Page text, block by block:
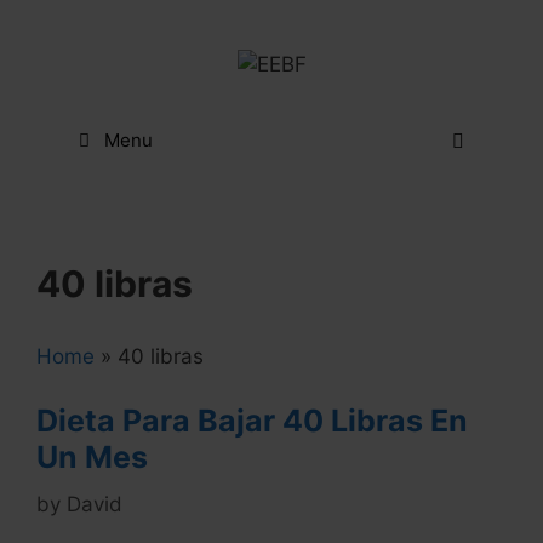
Menu
40 libras
Home » 40 libras
Dieta Para Bajar 40 Libras En
Un Mes
by David